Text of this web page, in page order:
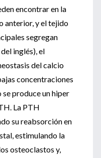
encontrar en la
anterior, y el tejido
segregan
inglés), el
del calcio
concentraciones
produce un hiper
La PTH
su reabsorción en
estimulando la
osteoclastos y,